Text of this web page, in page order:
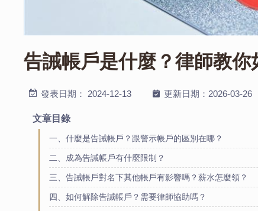
告誡帳戶是什麼？律師教
發表日期： 2024-12-13 更新日期： 2026-03-26
文章目錄
一、什麼是告誡帳戶？跟警示帳戶的區別在哪？
二、成為告誡帳戶有什麼限制？
三、告誡帳戶對名下其他帳戶有影響嗎？薪水怎麼領？
四、如何解除告誡帳戶？需要律師協助嗎？